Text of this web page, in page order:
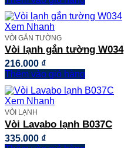
Xem Nhanh
VÒI GẮN TƯỜNG
Vòi lạnh gắn tường W034
216.000 ₫
Thêm vào giỏ hàng
Xem Nhanh
VÒI LẠNH
Vòi Lavabo lạnh B037C
335.000 ₫